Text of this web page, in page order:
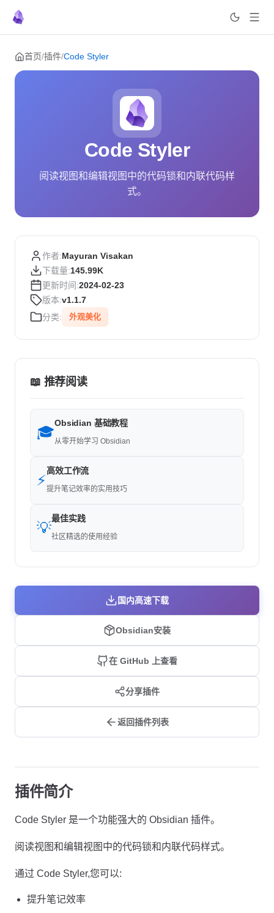
Skip to content
首页/插件/Code Styler
Code Styler
阅读视图和编辑视图中的代码锁和内联代码样
式。
作者:Mayuran Visakan
下载量:145.99K
更新时间:2024-02-23
版本:v1.1.7
分类:
外观美化
📖 推荐阅读
🎓
Obsidian 基础教程
从零开始学习 Obsidian
⚡
高效工作流
提升笔记效率的实用技巧
💡
最佳实践
社区精选的使用经验
国内高速下载
Obsidian安装
在 GitHub 上查看
分享插件
返回插件列表
插件简介
Code Styler 是一个功能强大的 Obsidian 插件。
阅读视图和编辑视图中的代码锁和内联代码样式。
通过 Code Styler,您可以:
提升笔记效率